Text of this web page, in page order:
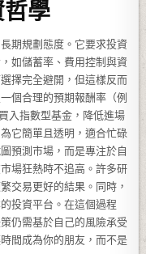
學
期規劃態度。它要求投資
如儲蓄率、費用控制與資
擇完全避開，但這樣反而
個合理的預期報酬率（例
入指數型基金，降低進場
它簡單且透明，適合忙碌
預測市場，而是專注於自
場狂熱時不追高。許多研
交易更好的結果。同時，
投資平台。在這個過程
仍需基於自己的風險承受
間成為你的朋友，而不是